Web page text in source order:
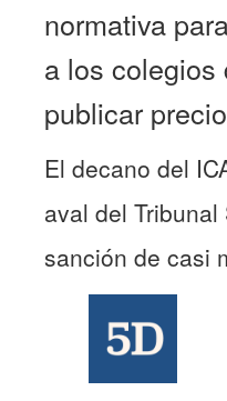
Contacto
normativa
a los colegios
publicar
El decano del
aval del
sanción de casi